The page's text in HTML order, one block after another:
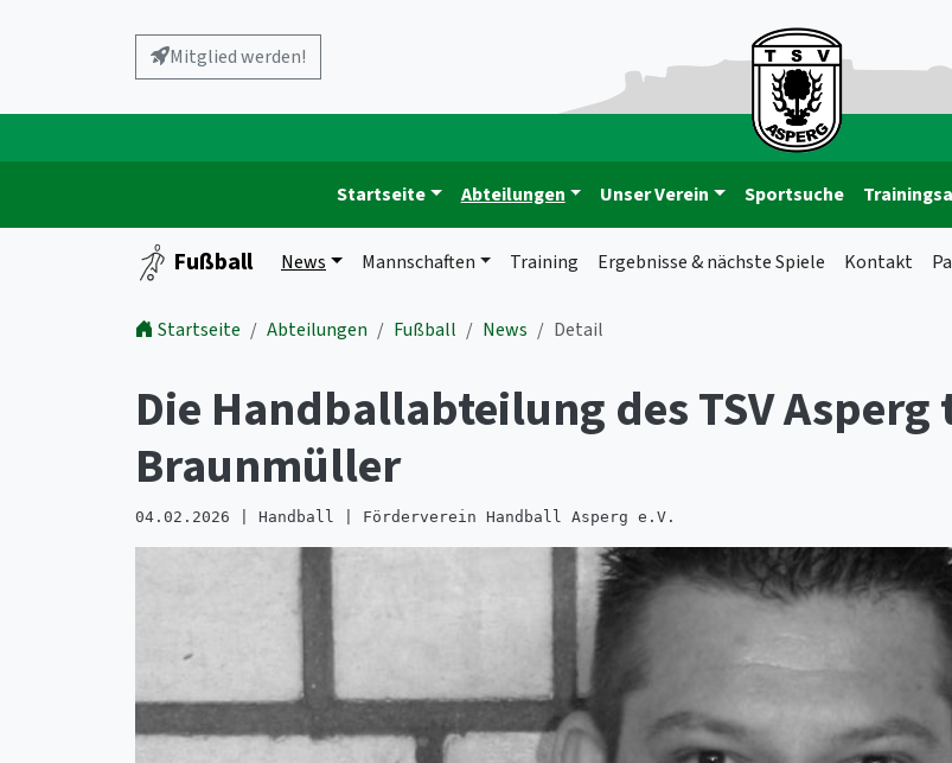
Mitglied werden!
Startseite Abteilungen Unser Verein Sportsuche
Fußball News Mannschaften Training Ergebnisse & nächste Spiele Kontakt
Startseite Abteilungen Fußball News Detail
Die Handballabteilung des TSV
Braunmüller
04.02.2026 | Handball | Förderverein Handball Asperg e.V.